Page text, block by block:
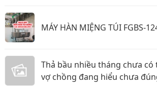
MÁY HÀN MIỆNG TÚI FGBS-
Thả bầu nhiều tháng chưa có
vợ chồng đang hiểu chưa